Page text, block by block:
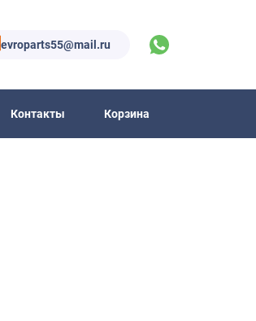
evroparts55@mail.ru
Контакты Корзина